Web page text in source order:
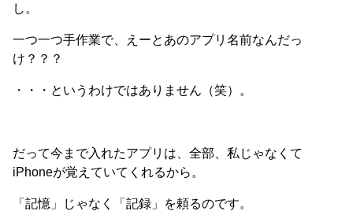
し。
一つ一つ手作業で、えーとあのアプリ名前なんだっ
け？？？
・・・というわけではありません（笑）。
だって今まで入れたアプリは、全部、私じゃなくて
iPhoneが覚えていてくれるから。
「記憶」じゃなく「記録」を頼るのです。